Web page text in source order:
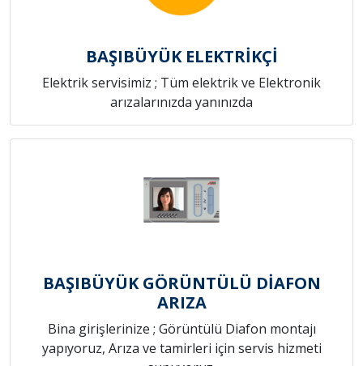
BAŞIBÜYÜK ELEKTRİKÇİ
Elektrik servisimiz ; Tüm elektrik ve Elektronik
arızalarınızda yanınızda
BAŞIBÜYÜK GÖRÜNTÜLÜ DİAFON
ARIZA
Bina girişlerinize ; Görüntülü Diafon montajı
yapıyoruz, Arıza ve tamirleri için servis hizmeti